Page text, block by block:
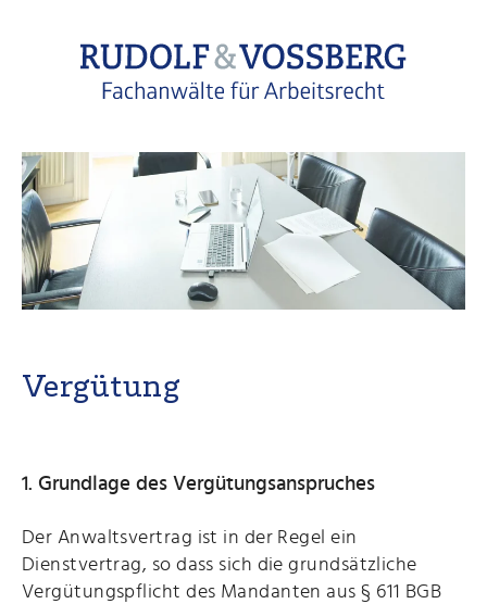
Vergütung
1. Grundlage des Vergütungsanspruches
Der Anwaltsvertrag ist in der Regel ein
Dienstvertrag, so dass sich die grundsätzliche
Vergütungspflicht des Mandanten aus § 611 BGB